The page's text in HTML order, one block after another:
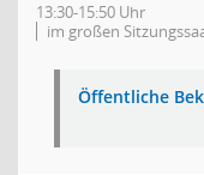
13:30-15:50 Uhr
im großen
Öffentliche